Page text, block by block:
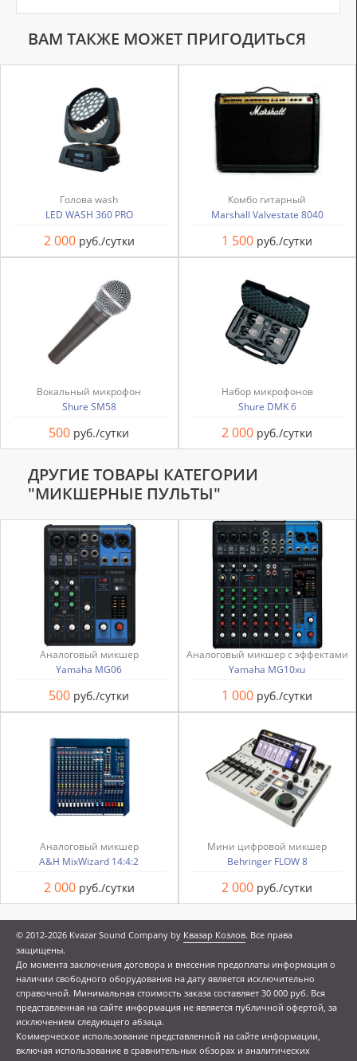
ВАМ ТАКЖЕ МОЖЕТ ПРИГОДИТЬСЯ
Голова wash
LED WASH 360 PRO
2 000 руб./сутки
Комбо гитарный
Marshall Valvestate 8040
1 500 руб./сутки
Вокальный микрофон
Shure SM58
500 руб./сутки
Набор микрофонов
Shure DMK 6
2 000 руб./сутки
ДРУГИЕ ТОВАРЫ КАТЕГОРИИ
"МИКШЕРНЫЕ ПУЛЬТЫ"
Аналоговый микшер
Yamaha MG06
500 руб./сутки
Аналоговый микшер с эффектами
Yamaha MG10xu
1 000 руб./сутки
Аналоговый микшер
A&H MixWizard 14:4:2
2 000 руб./сутки
Мини цифровой микшер
Behringer FLOW 8
2 000 руб./сутки
© 2012-2026 Kvazar Sound Company by Квазар Козлов. Все права
защищены.
До момента заключения договора и внесения предоплаты информация о
наличии свободного оборудования на дату является исключительно
справочной. Минимальная стоимость заказа составляет 30 000 руб. Вся
представленная на сайте информация не является публичной офертой, за
исключением следующего абзаца.
Коммерческое использование представленной на сайте информации,
включая использование в сравнительных обзорах и аналитических